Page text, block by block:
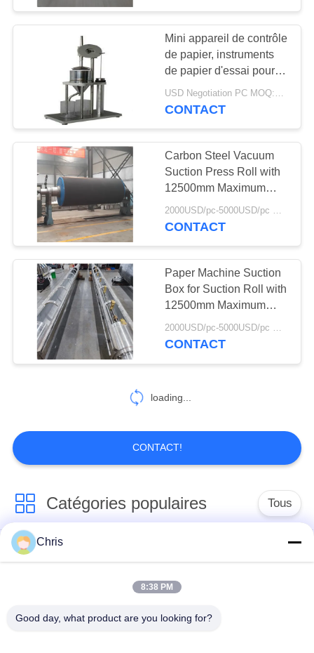
Mini appareil de contrôle
de papier, instruments
de papier d'essai pour
des pièces de machine
de papier de moulin à
CONTACT
Carbon Steel Vacuum
Suction Press Roll with
12500mm Maximum
Face Length and
2000m/min Maximum
2000USD/pc-5000USD/pc MOQ:1 pièce
CONTACT
Paper Machine Suction
Box for Suction Roll with
12500mm Maximum
Face Length 2000m/min
Speed and CNC
2000USD/pc-5000USD/pc MOQ:1 pièce
CONTACT
loading...
CONTACT!
Catégories populaires Tous
matériel non tissé
Chris
8:38 PM
Good day, what product are you looking for?